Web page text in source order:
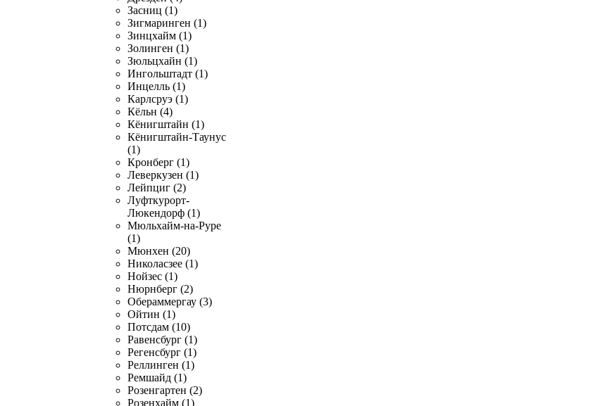
Засниц (1)
Зигмаринген (1)
Зинцхайм (1)
Золинген (1)
Зюльцхайн (1)
Ингольштадт (1)
Инцелль (1)
Карлсруэ (1)
Кёльн (4)
Кёнигштайн (1)
Кёнигштайн-Таунус
(1)
Кронберг (1)
Леверкузен (1)
Лейпциг (2)
Луфткурорт-
Люкендорф (1)
Мюльхайм-на-Руре
(1)
Мюнхен (20)
Николасзее (1)
Нойзес (1)
Нюрнберг (2)
Обераммергау (3)
Ойтин (1)
Потсдам (10)
Равенсбург (1)
Регенсбург (1)
Реллинген (1)
Ремшайд (1)
Розенгартен (2)
Розенхайм (1)